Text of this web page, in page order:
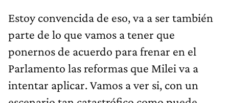
Estoy convencida de eso, va a ser también
parte de lo que vamos a tener que
ponernos de acuerdo para frenar en el
Parlamento las reformas que Milei va a
intentar aplicar. Vamos a ver si, con un